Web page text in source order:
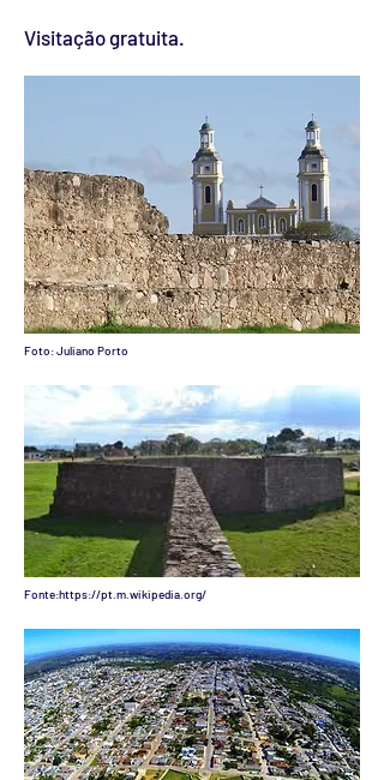
Visitação gratuita.
Foto: Juliano Porto
Fonte:https://pt.m.wikipedia.org/